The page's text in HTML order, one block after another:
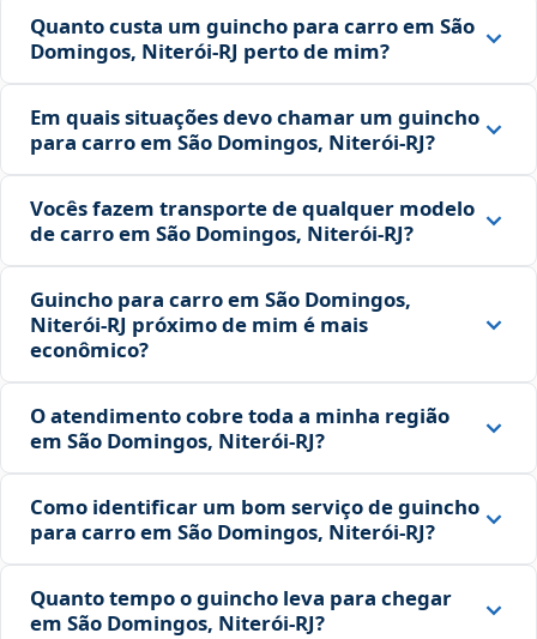
Quanto custa um guincho para carro em São
Domingos, Niterói‑RJ perto de mim?
Em quais situações devo chamar um guincho
para carro em São Domingos, Niterói‑RJ?
Vocês fazem transporte de qualquer modelo
de carro em São Domingos, Niterói‑RJ?
Guincho para carro em São Domingos,
Niterói‑RJ próximo de mim é mais
econômico?
O atendimento cobre toda a minha região
em São Domingos, Niterói‑RJ?
Como identificar um bom serviço de guincho
para carro em São Domingos, Niterói‑RJ?
Quanto tempo o guincho leva para chegar
em São Domingos, Niterói‑RJ?